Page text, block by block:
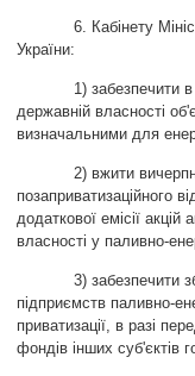
6. Кабінету
України:
1) забезпечити
державній власності
визначальними для
2) вжити
позаприватизаційного
додаткової емісії
власності у паливно-
3) забезпечити
підприємств паливно-
приватизації, в разі
фондів інших суб'єктів